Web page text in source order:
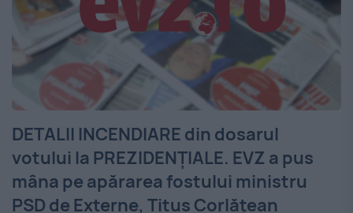
DETALII INCENDIARE din dosarul
votului la PREZIDENŢIALE. EVZ a pus
mâna pe apărarea fostului ministru
PSD de Externe, Titus Corlăţean